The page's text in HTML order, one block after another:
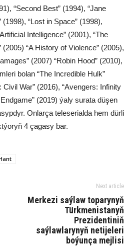
“Second Best” (1994), “Jane
(1998), “Lost in Space” (1998),
Intelligence” (2001), “The
(2005) “A History of Violence” (2005),
(2007) “Robin Hood” (2010),
bolan “The Incredible Hulk”
Civil War” (2016), “Avengers: Infinity
(2019) ýaly surata düşen
Onlarça teleserialda hem dürli
4 çagasy bar.
Next article
Merkezi saýlaw toparynyň
Türkmenistanyň
Prezidentiniň
saýlawlarynyň netijeleri
boýunça mejlisi